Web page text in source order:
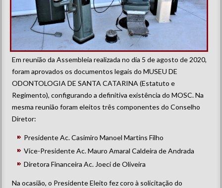
Em reunião da Assembleia realizada no dia 5 de agosto de 2020,
foram aprovados os documentos legais do MUSEU DE
ODONTOLOGIA DE SANTA CATARINA (Estatuto e
Regimento), configurando a definitiva existência do MOSC. Na
mesma reunião foram eleitos três componentes do Conselho
Diretor:
Presidente Ac. Casimiro Manoel Martins Filho
Vice-Presidente Ac. Mauro Amaral Caldeira de Andrada
Diretora Financeira Ac. Joeci de Oliveira
Na ocasião, o Presidente Eleito fez coro à solicitação do